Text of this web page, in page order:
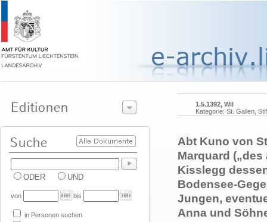
ODER UND
von bis
in Personen suchen
1.5.1392, Wil
Kategorie: St. Gallen,
Abt Kuno von
Marquard
Kisslegg
Bodensee-
Jungen,
Anna und